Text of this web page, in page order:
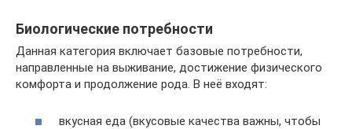
Биологические потребности
Данная категория включает базовые потребности,
направленные на выживание, достижение физического
комфорта и продолжение рода. В неё входят:
вкусная еда (вкусовые качества важны, чтобы